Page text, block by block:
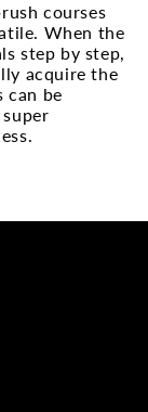
courses
When the
step by step,
acquire the
can be